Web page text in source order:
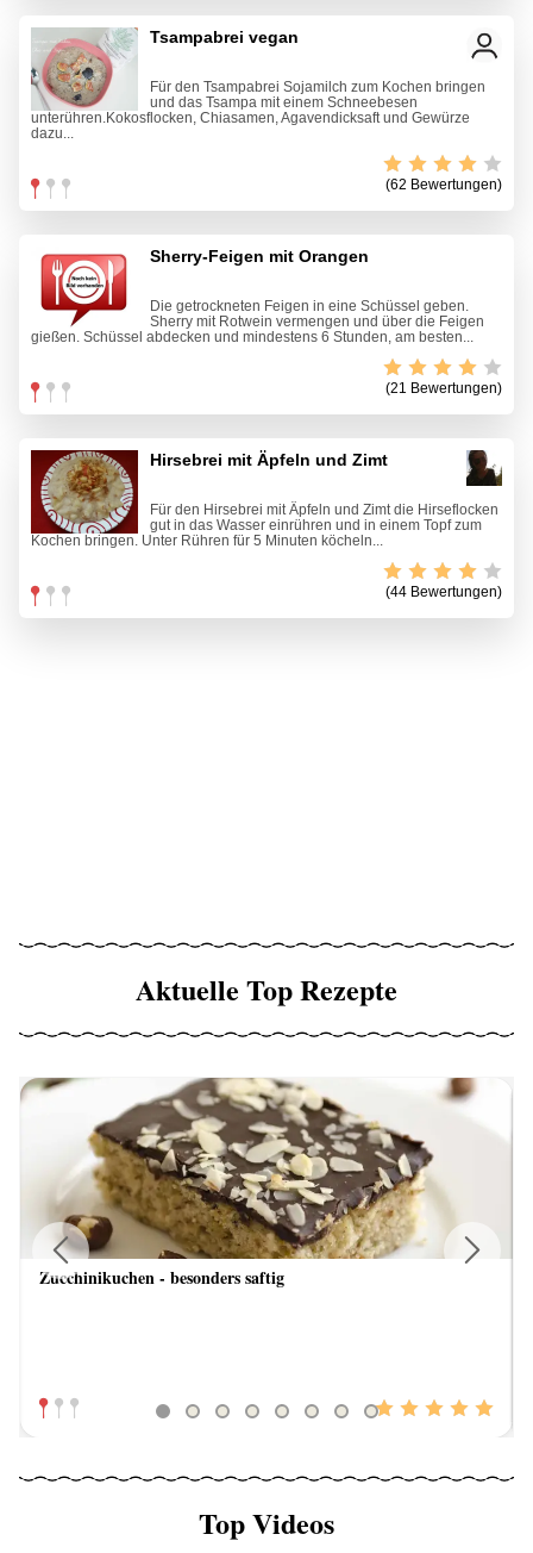
Tsampabrei vegan
Für den Tsampabrei Sojamilch zum Kochen bringen
und das Tsampa mit einem Schneebesen
unterühren.Kokosflocken, Chiasamen, Agavendicksaft und Gewürze
dazu...
(62 Bewertungen)
Sherry-Feigen mit Orangen
Die getrockneten Feigen in eine Schüssel geben.
Sherry mit Rotwein vermengen und über die Feigen
gießen. Schüssel abdecken und mindestens 6 Stunden, am besten...
(21 Bewertungen)
Hirsebrei mit Äpfeln und Zimt
Für den Hirsebrei mit Äpfeln und Zimt die Hirseflocken
gut in das Wasser einrühren und in einem Topf zum
Kochen bringen. Unter Rühren für 5 Minuten köcheln...
(44 Bewertungen)
Aktuelle Top Rezepte
Zucchinikuchen - besonders saftig
Previous
Top Videos